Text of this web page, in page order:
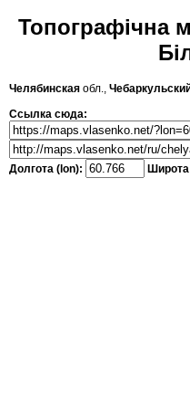
Топографічна
Челябинская обл.,
Ссылка сюда:
Долгота (lon):